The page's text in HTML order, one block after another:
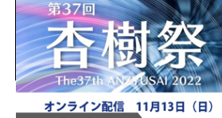
ニュース 2022年10月27
第37回杏樹祭について